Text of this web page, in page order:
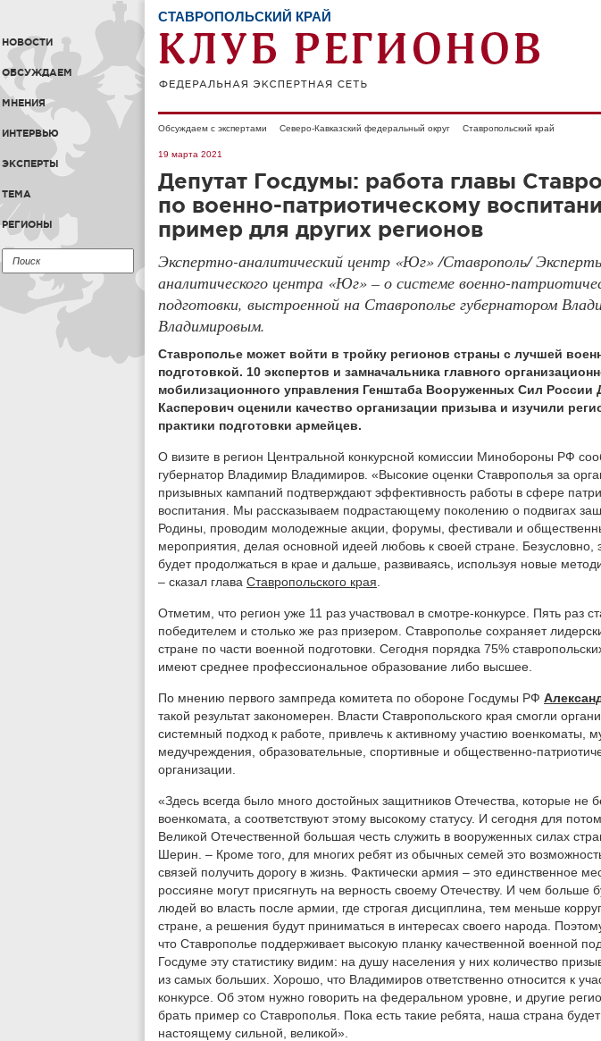
НОВОСТИ
ОБСУЖДАЕМ
МНЕНИЯ
ИНТЕРВЬЮ
ЭКСПЕРТЫ
ТЕМА
РЕГИОНЫ
СТАВРОПОЛЬСКИЙ КРАЙ
Обсуждаем с экспертами Северо-Кавказский федеральный округ Ставропольский край
19 марта 2021
Депутат Госдумы: работа главы
по военно-патриотическому
пример для других регионов
Экспертно-аналитический центр «Юг» /Ставрополь/
аналитического центра «Юг» – о системе военно-
подготовки, выстроенной на Ставрополье губернатором
Владимировым.
Ставрополье может войти в тройку регионов страны с лучшей
подготовкой. 10 экспертов и замначальника главного
мобилизационного управления Генштаба Вооруженных Сил России
Касперович оценили качество организации призыва и изучили
практики подготовки армейцев.
О визите в регион Центральной конкурсной комиссии Минобороны РФ
губернатор Владимир Владимиров. «Высокие оценки Ставрополья за
призывных кампаний подтверждают эффективность работы в сфере
воспитания. Мы рассказываем подрастающему поколению о подвигах
Родины, проводим молодежные акции, форумы, фестивали и
мероприятия, делая основной идеей любовь к своей стране. Безусловно,
будет продолжаться в крае и дальше, развиваясь, используя новые
– сказал глава Ставропольского края
Отметим, что регион уже 11 раз участвовал в смотре-конкурсе. Пять раз
победителем и столько же раз призером. Ставрополье сохраняет
стране по части военной подготовки. Сегодня порядка 75%
имеют среднее профессиональное образование либо высшее.
По мнению первого зампреда комитета по обороне Госдумы РФ
такой результат закономерен. Власти Ставропольского края смогли
системный подход к работе, привлечь к активному участию военкоматы,
медучреждения, образовательные, спортивные и общественно-
организации.
«Здесь всегда было много достойных защитников Отечества, которые не
военкомата, а соответствуют этому высокому статусу. И сегодня для
Великой Отечественной большая честь служить в вооруженных силах
Шерин. – Кроме того, для многих ребят из обычных семей это
связей получить дорогу в жизнь. Фактически армия – это единственное
россияне могут присягнуть на верность своему Отечеству. И чем больше
людей во власть после армии, где строгая дисциплина, тем меньше
стране, а решения будут приниматься в интересах своего народа.
что Ставрополье поддерживает высокую планку качественной военной
Госдуме эту статистику видим: на душу населения у них количество
из самых больших. Хорошо, что Владимиров ответственно относится к
конкурсе. Об этом нужно говорить на федеральном уровне, и другие
брать пример со Ставрополья. Пока есть такие ребята, наша страна
настоящему сильной, великой».